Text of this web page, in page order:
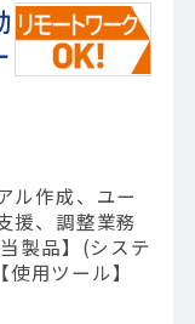
ル作成、ユー
援、調整業務
製品】(システ
用ツール】